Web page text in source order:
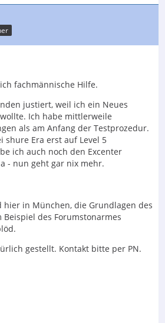
fachmännische Hilfe.
justiert, weil ich ein Neues
Ich habe mittlerweile
als am Anfang der Testprozedur.
shure Era erst auf Level 5
ich auch noch den Excenter
- nun geht gar nix mehr.
hier in München, die Grundlagen des
des Forumstonarmes
gestellt. Kontakt bitte per PN.